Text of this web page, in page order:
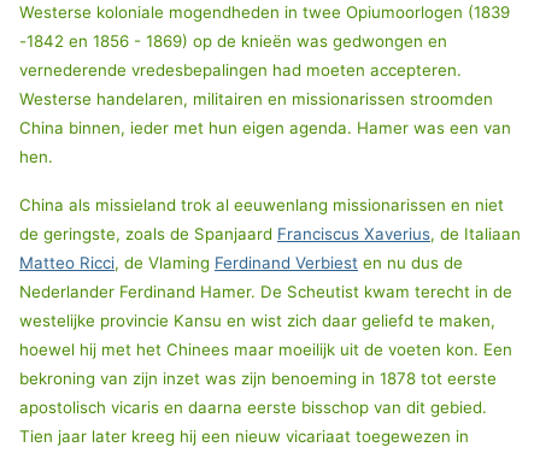
Westerse koloniale mogendheden in twee Opiumoorlogen (1839
-1842 en 1856 - 1869) op de knieën was gedwongen en
vernederende vredesbepalingen had moeten accepteren.
Westerse handelaren, militairen en missionarissen stroomden
China binnen, ieder met hun eigen agenda. Hamer was een van
hen.
China als missieland trok al eeuwenlang missionarissen en niet
de geringste, zoals de Spanjaard Franciscus Xaverius, de Italiaan
Matteo Ricci, de Vlaming Ferdinand Verbiest en nu dus de
Nederlander Ferdinand Hamer. De Scheutist kwam terecht in de
westelijke provincie Kansu en wist zich daar geliefd te maken,
hoewel hij met het Chinees maar moeilijk uit de voeten kon. Een
bekroning van zijn inzet was zijn benoeming in 1878 tot eerste
apostolisch vicaris en daarna eerste bisschop van dit gebied.
Tien jaar later kreeg hij een nieuw vicariaat toegewezen in